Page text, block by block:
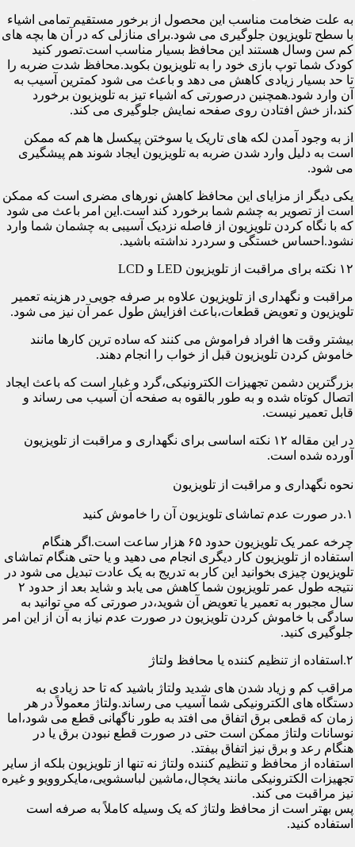
به علت ضخامت مناسب این محصول از برخور مستقیم تمامی اشیاء
با سطح تلویزیون جلوگیری می شود.برای منازلی که در آن ها بچه های
کم سن وسال هستند این محافظ بسیار مناسب است.تصور کنید
کودک شما توپ بازی خود را به تلویزیون بکوبد.محافظ شدت ضربه را
تا حد بسیار زیادی کاهش می دهد و باعث می شود کمترین آسیب به
آن وارد شود.همچنین درصورتی که اشیاء تیز به تلویزیون برخورد
کند،از خش افتادن روی صفحه نمایش جلوگیری می کند.
از به وجود آمدن لکه های تاریک یا سوختن پیکسل ها هم که ممکن
است به دلیل وارد شدن ضربه به تلویزیون ایجاد شوند هم پیشگیری
می شود.
یکی دیگر از مزایای این محافظ کاهش نورهای مضری است که ممکن
است از تصویر به چشم شما برخورد کند است.این امر باعث می شود
که با نگاه کردن تلویزیون از فاصله نزدیک آسیبی به چشمان شما وارد
نشود.احساس خستگی و سردرد نداشته باشید.
۱۲ نکته برای مراقبت از تلویزیون LED و LCD
مراقبت و نگهداری از تلویزیون علاوه بر صرفه جویی در هزینه تعمیر
تلویزیون و تعویض قطعات،باعث افزایش طول عمر آن نیز می شود.
بیشتر وقت ها افراد فراموش می کنند که ساده ترین کارها مانند
خاموش کردن تلویزیون قبل از خواب را انجام دهند.
بزرگترین دشمن تجهیزات الکترونیکی،گرد و غبار است که باعث ایجاد
اتصال کوتاه شده و به طور بالقوه به صفحه آن آسیب می رساند و
قابل تعمیر نیست.
در این مقاله ۱۲ نکته اساسی برای نگهداری و مراقبت از تلویزیون
آورده شده است.
نحوه نگهداری و مراقبت از تلویزیون
۱.در صورت عدم تماشای تلویزیون آن را خاموش کنید
چرخه عمر یک تلویزیون حدود ۶۵ هزار ساعت است.اگر هنگام
استفاده از تلویزیون کار دیگری انجام می دهید و یا حتی هنگام تماشای
تلویزیون چیزی بخوانید این کار به تدریج به یک عادت تبدیل می شود در
نتیجه طول عمر تلویزیون شما کاهش می یابد و شاید بعد از حدود ۲
سال مجبور به تعمیر یا تعویض آن شوید،در صورتی که می توانید به
سادگی با خاموش کردن تلویزیون در صورت عدم نیاز به آن از این امر
جلوگیری کنید.
۲.استفاده از تنظیم کننده یا محافظ ولتاژ
مراقب کم و زیاد شدن های شدید ولتاژ باشید که تا حد زیادی به
دستگاه های الکترونیکی شما آسیب می رساند.ولتاژ معمولاً در هر
زمان که قطعی برق اتفاق می افتد به طور ناگهانی قطع می شود،اما
نوسانات ولتاژ ممکن است حتی در صورت قطع نبودن برق یا در
هنگام رعد و برق نیز اتفاق بیفتد.
استفاده از محافظ و تنظیم کننده ولتاژ نه تنها از تلویزیون بلکه از سایر
تجهیزات الکترونیکی مانند یخچال،ماشین لباسشویی،مایکروویو و غیره
نیز مراقبت می کند.
پس بهتر است از محافظ ولتاژ که یک وسیله کاملاً به صرفه است
استفاده کنید.